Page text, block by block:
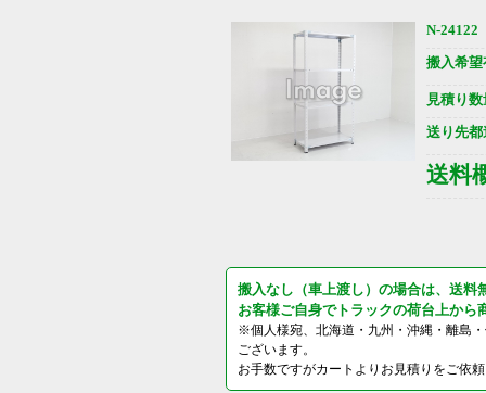
N-24122
搬入希望
見積り数
送り先都
送料
搬入なし（車上渡し）の場合は、送料
お客様ご自身でトラックの荷台上か
※個人様宛、北海道・九州・沖縄・離島
ございます。
お手数ですがカートよりお見積りをご依